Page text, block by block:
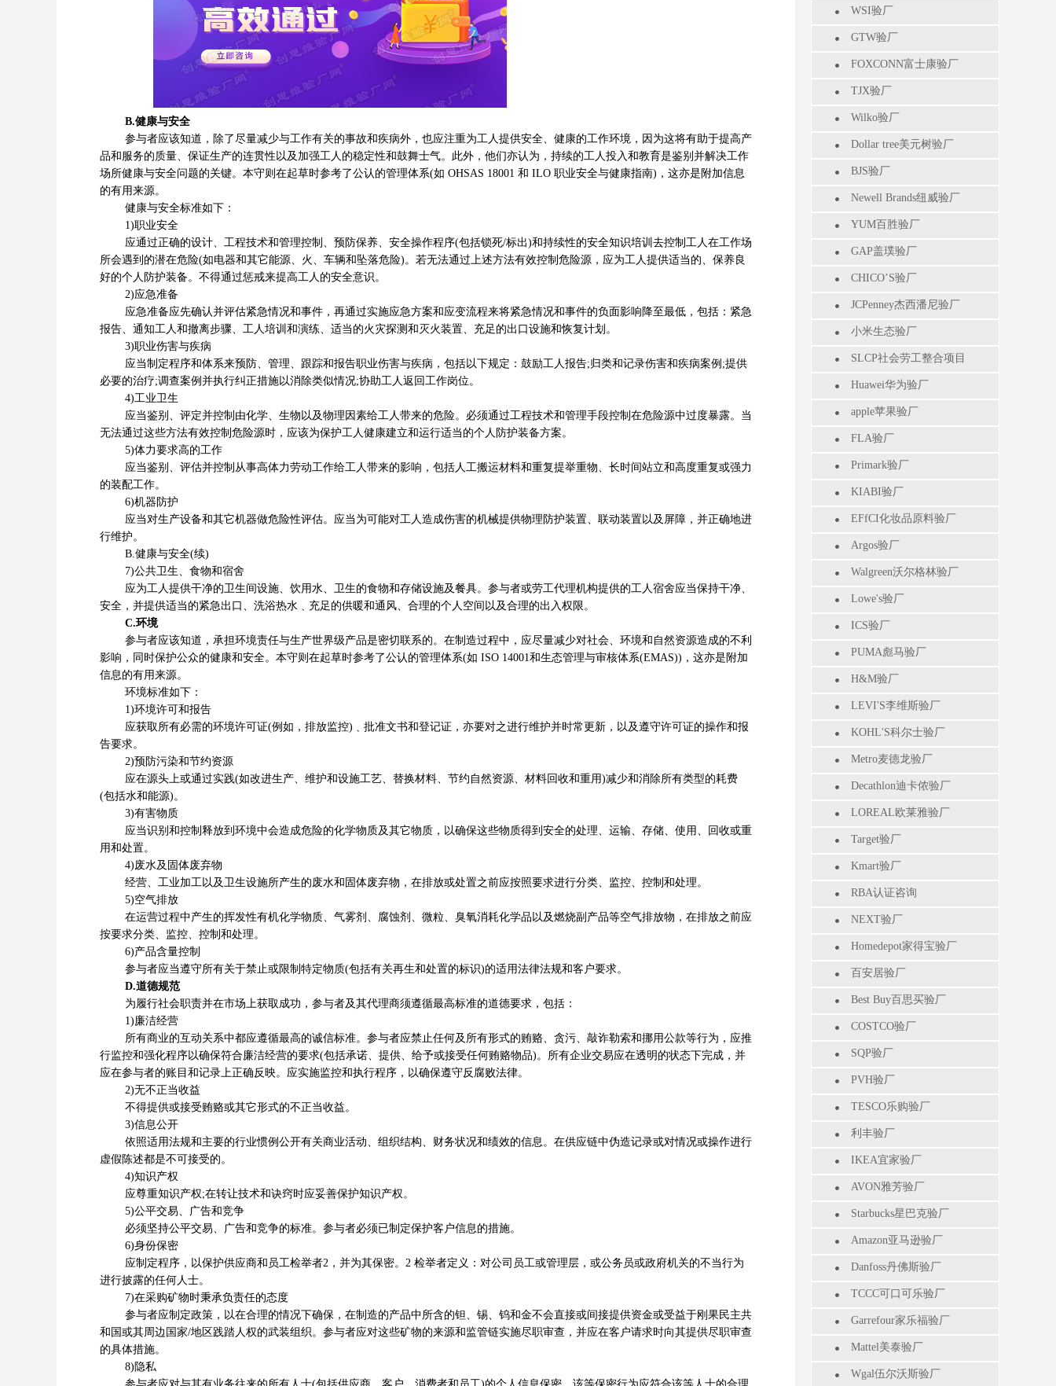
WSI验厂
GTW验厂
FOXCONN富士康验厂
TJX验厂
Wilko验厂
Dollar tree美元树验厂
BJS验厂
Newell Brands纽威验厂
YUM百胜验厂
GAP盖璞验厂
CHICO’S验厂
JCPenney杰西潘尼验厂
小米生态验厂
SLCP社会劳工整合项目
Huawei华为验厂
apple苹果验厂
FLA验厂
Primark验厂
KIABI验厂
EFfCI化妆品原料验厂
Argos验厂
Walgreen沃尔格林验厂
Lowe's验厂
ICS验厂
PUMA彪马验厂
H&M验厂
LEVI'S李维斯验厂
KOHL'S科尔士验厂
Metro麦德龙验厂
Decathlon迪卡侬验厂
LOREAL欧莱雅验厂
Target验厂
Kmart验厂
RBA认证咨询
NEXT验厂
Homedepot家得宝验厂
百安居验厂
Best Buy百思买验厂
COSTCO验厂
SQP验厂
PVH验厂
TESCO乐购验厂
利丰验厂
IKEA宜家验厂
AVON雅芳验厂
Starbucks星巴克验厂
Amazon亚马逊验厂
Danfoss丹佛斯验厂
TCCC可口可乐验厂
Garrefour家乐福验厂
Mattel美泰验厂
Wgal伍尔沃斯验厂
B.健康与安全
参与者应该知道，除了尽量减少与工作有关的事故和疾病外，也应注重为工人提供安全、健康的工作环境，因为这将有助于提高产
品和服务的质量、保证生产的连贯性以及加强工人的稳定性和鼓舞士气。此外，他们亦认为，持续的工人投入和教育是鉴别并解决工作
场所健康与安全问题的关键。本守则在起草时参考了公认的管理体系(如 OHSAS 18001 和 ILO 职业安全与健康指南)，这亦是附加信息
的有用来源。
健康与安全标准如下：
1)职业安全
应通过正确的设计、工程技术和管理控制、预防保养、安全操作程序(包括锁死/标出)和持续性的安全知识培训去控制工人在工作场
所会遇到的潜在危险(如电器和其它能源、火、车辆和坠落危险)。若无法通过上述方法有效控制危险源，应为工人提供适当的、保养良
好的个人防护装备。不得通过惩戒来提高工人的安全意识。
2)应急准备
应急准备应先确认并评估紧急情况和事件，再通过实施应急方案和应变流程来将紧急情况和事件的负面影响降至最低，包括：紧急
报告、通知工人和撤离步骤、工人培训和演练、适当的火灾探测和灭火装置、充足的出口设施和恢复计划。
3)职业伤害与疾病
应当制定程序和体系来预防、管理、跟踪和报告职业伤害与疾病，包括以下规定：鼓励工人报告;归类和记录伤害和疾病案例;提供
必要的治疗;调查案例并执行纠正措施以消除类似情况;协助工人返回工作岗位。
4)工业卫生
应当鉴别、评定并控制由化学、生物以及物理因素给工人带来的危险。必须通过工程技术和管理手段控制在危险源中过度暴露。当
无法通过这些方法有效控制危险源时，应该为保护工人健康建立和运行适当的个人防护装备方案。
5)体力要求高的工作
应当鉴别、评估并控制从事高体力劳动工作给工人带来的影响，包括人工搬运材料和重复提举重物、长时间站立和高度重复或强力
的装配工作。
6)机器防护
应当对生产设备和其它机器做危险性评估。应当为可能对工人造成伤害的机械提供物理防护装置、联动装置以及屏障，并正确地进
行维护。
B.健康与安全(续)
7)公共卫生、食物和宿舍
应为工人提供干净的卫生间设施、饮用水、卫生的食物和存储设施及餐具。参与者或劳工代理机构提供的工人宿舍应当保持干净、
安全，并提供适当的紧急出口、洗浴热水﹑充足的供暖和通风、合理的个人空间以及合理的出入权限。
C.环境
参与者应该知道，承担环境责任与生产世界级产品是密切联系的。在制造过程中，应尽量减少对社会、环境和自然资源造成的不利
影响，同时保护公众的健康和安全。本守则在起草时参考了公认的管理体系(如 ISO 14001和生态管理与审核体系(EMAS))，这亦是附加
信息的有用来源。
环境标准如下：
1)环境许可和报告
应获取所有必需的环境许可证(例如，排放监控)﹑批准文书和登记证，亦要对之进行维护并时常更新，以及遵守许可证的操作和报
告要求。
2)预防污染和节约资源
应在源头上或通过实践(如改进生产、维护和设施工艺、替换材料、节约自然资源、材料回收和重用)减少和消除所有类型的耗费
(包括水和能源)。
3)有害物质
应当识别和控制释放到环境中会造成危险的化学物质及其它物质，以确保这些物质得到安全的处理、运输、存储、使用、回收或重
用和处置。
4)废水及固体废弃物
经营、工业加工以及卫生设施所产生的废水和固体废弃物，在排放或处置之前应按照要求进行分类、监控、控制和处理。
5)空气排放
在运营过程中产生的挥发性有机化学物质、气雾剂、腐蚀剂、微粒、臭氧消耗化学品以及燃烧副产品等空气排放物，在排放之前应
按要求分类、监控、控制和处理。
6)产品含量控制
参与者应当遵守所有关于禁止或限制特定物质(包括有关再生和处置的标识)的适用法律法规和客户要求。
D.道德规范
为履行社会职责并在市场上获取成功，参与者及其代理商须遵循最高标准的道德要求，包括：
1)廉洁经营
所有商业的互动关系中都应遵循最高的诚信标准。参与者应禁止任何及所有形式的贿赂、贪污、敲诈勒索和挪用公款等行为，应推
行监控和强化程序以确保符合廉洁经营的要求(包括承诺、提供、给予或接受任何贿赂物品)。所有企业交易应在透明的状态下完成，并
应在参与者的账目和记录上正确反映。应实施监控和执行程序，以确保遵守反腐败法律。
2)无不正当收益
不得提供或接受贿赂或其它形式的不正当收益。
3)信息公开
依照适用法规和主要的行业惯例公开有关商业活动、组织结构、财务状况和绩效的信息。在供应链中伪造记录或对情况或操作进行
虚假陈述都是不可接受的。
4)知识产权
应尊重知识产权;在转让技术和诀窍时应妥善保护知识产权。
5)公平交易、广告和竞争
必须坚持公平交易、广告和竞争的标准。参与者必须已制定保护客户信息的措施。
6)身份保密
应制定程序，以保护供应商和员工检举者2，并为其保密。2 检举者定义：对公司员工或管理层，或公务员或政府机关的不当行为
进行披露的任何人士。
7)在采购矿物时秉承负责任的态度
参与者应制定政策，以在合理的情况下确保，在制造的产品中所含的钽、锡、钨和金不会直接或间接提供资金或受益于刚果民主共
和国或其周边国家/地区践踏人权的武装组织。参与者应对这些矿物的来源和监管链实施尽职审查，并应在客户请求时向其提供尽职审查
的具体措施。
8)隐私